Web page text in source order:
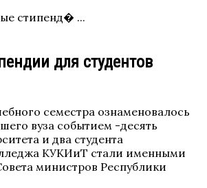
стипенд� ...
для студентов
семестра ознаменовалось
вуза событием -десять
и два студента
КУКИиТ стали именными
министров Республики